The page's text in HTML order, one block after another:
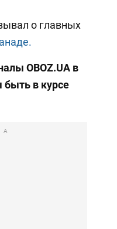
о главных
OBOZ.UA в
быть в курсе